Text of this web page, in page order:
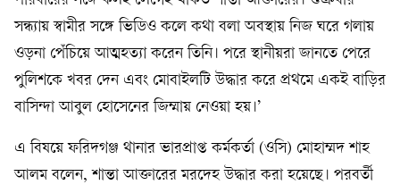
সন্ধ্যায় স্বামীর সঙ্গে ভিডিও কলে কথা বলা অবস্থায় নিজ ঘরে গলায়
ওড়না পেঁচিয়ে আত্মহত্যা করেন তিনি। পরে স্থানীয়রা জানতে পেরে
পুলিশকে খবর দেন এবং মোবাইলটি উদ্ধার করে প্রথমে একই বাড়ির
বাসিন্দা আবুল হোসেনের জিম্মায় নেওয়া হয়।’
এ বিষয়ে ফরিদগঞ্জ থানার ভারপ্রাপ্ত কর্মকর্তা (ওসি) মোহাম্মদ শাহ
আলম বলেন, শান্তা আক্তারের মরদেহ উদ্ধার করা হয়েছে। পরবর্তী